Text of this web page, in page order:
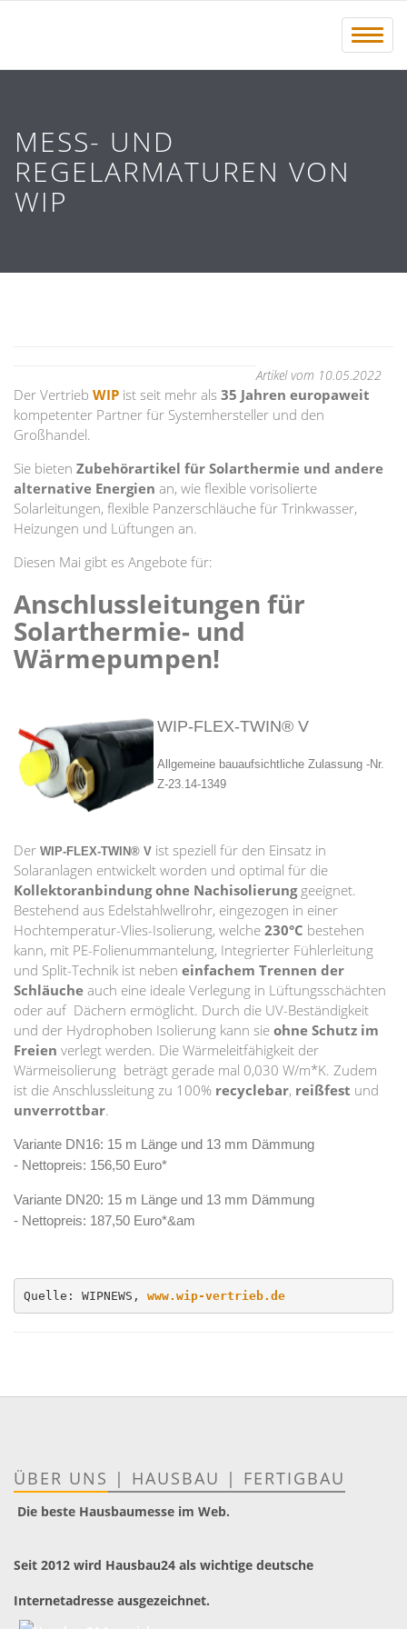
Menü
MESS- UND
REGELARMATUREN VON
WIP
Artikel vom 10.05.2022
Der Vertrieb WIP ist seit mehr als 35 Jahren europaweit
kompetenter Partner für Systemhersteller und den
Großhandel.
Sie bieten Zubehörartikel für Solarthermie und andere
alternative Energien an, wie flexible vorisolierte
Solarleitungen, flexible Panzerschläuche für Trinkwasser,
Heizungen und Lüftungen an.
Diesen Mai gibt es Angebote für:
Anschlussleitungen für
Solarthermie- und
Wärmepumpen!
WIP-FLEX-TWIN® V
Allgemeine bauaufsichtliche Zulassung -Nr.
Z-23.14-1349
Der WIP-FLEX-TWIN® V ist speziell für den Einsatz in
Solaranlagen entwickelt worden und optimal für die
Kollektoranbindung ohne Nachisolierunggeeignet.
Bestehend aus Edelstahlwellrohr, eingezogen in einer
Hochtemperatur-Vlies-Isolierung, welche 230°C bestehen
kann, mit PE-Folienummantelung, Integrierter Fühlerleitung
und Split-Technik ist neben einfachem Trennen der
Schläuche auch eine ideale Verlegung in Lüftungsschächten
oder auf Dächern ermöglicht. Durch die UV-Beständigkeit
und der Hydrophoben Isolierung kann sie ohne Schutz im
Freien verlegt werden. Die Wärmeleitfähigkeit der
Wärmeisolierung beträgt gerade mal 0,030 W/m*K. Zudem
ist die Anschlussleitung zu 100% recyclebar, reißfest und
unverrottbar.
Variante DN16: 15 m Länge und 13 mm Dämmung
- Nettopreis: 156,50 Euro*
Variante DN20: 15 m Länge und 13 mm Dämmung
- Nettopreis: 187,50 Euro*&am
Quelle: WIPNEWS, www.wip-vertrieb.de
ÜBER UNS | HAUSBAU | FERTIGBAU
Die beste Hausbaumesse im Web.
Seit 2012 wird Hausbau24 als wichtige deutsche
Internetadresse ausgezeichnet.